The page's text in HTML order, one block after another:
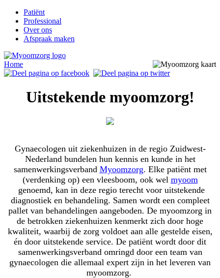
Patiënt
Professional
Over ons
Afspraak maken
Home
Uitstekende myoomzorg!
Gynaecologen uit ziekenhuizen in de regio Zuidwest-
Nederland bundelen hun kennis en kunde in het
samenwerkingsverband Myoomzorg. Elke patiënt met
(verdenking op) een vleesboom, ook wel myoom
genoemd, kan in deze regio terecht voor uitstekende
diagnostiek en behandeling. Samen wordt een compleet
pallet van behandelingen aangeboden. De myoomzorg in
de betrokken ziekenhuizen kenmerkt zich door hoge
kwaliteit, waarbij de zorg voldoet aan alle gestelde eisen,
én door uitstekende service. De patiënt wordt door dit
samenwerkingsverband omringd door een team van
gynaecologen die allemaal expert zijn in het leveren van
myoomzorg.